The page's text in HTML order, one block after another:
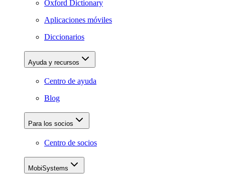
Oxford Dictionary
Aplicaciones móviles
Diccionarios
Ayuda y recursos
Centro de ayuda
Blog
Para los socios
Centro de socios
MobiSystems